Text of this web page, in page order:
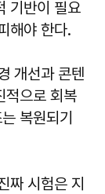
기반이 필요
해야 한다.
개선과 콘텐
적으로 회복
복원되기
짜 시험은 지